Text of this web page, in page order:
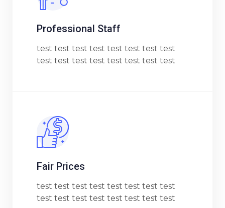
Professional Staff
test test test test test test test test
test test test test test test test test
Fair Prices
test test test test test test test test
test test test test test test test test